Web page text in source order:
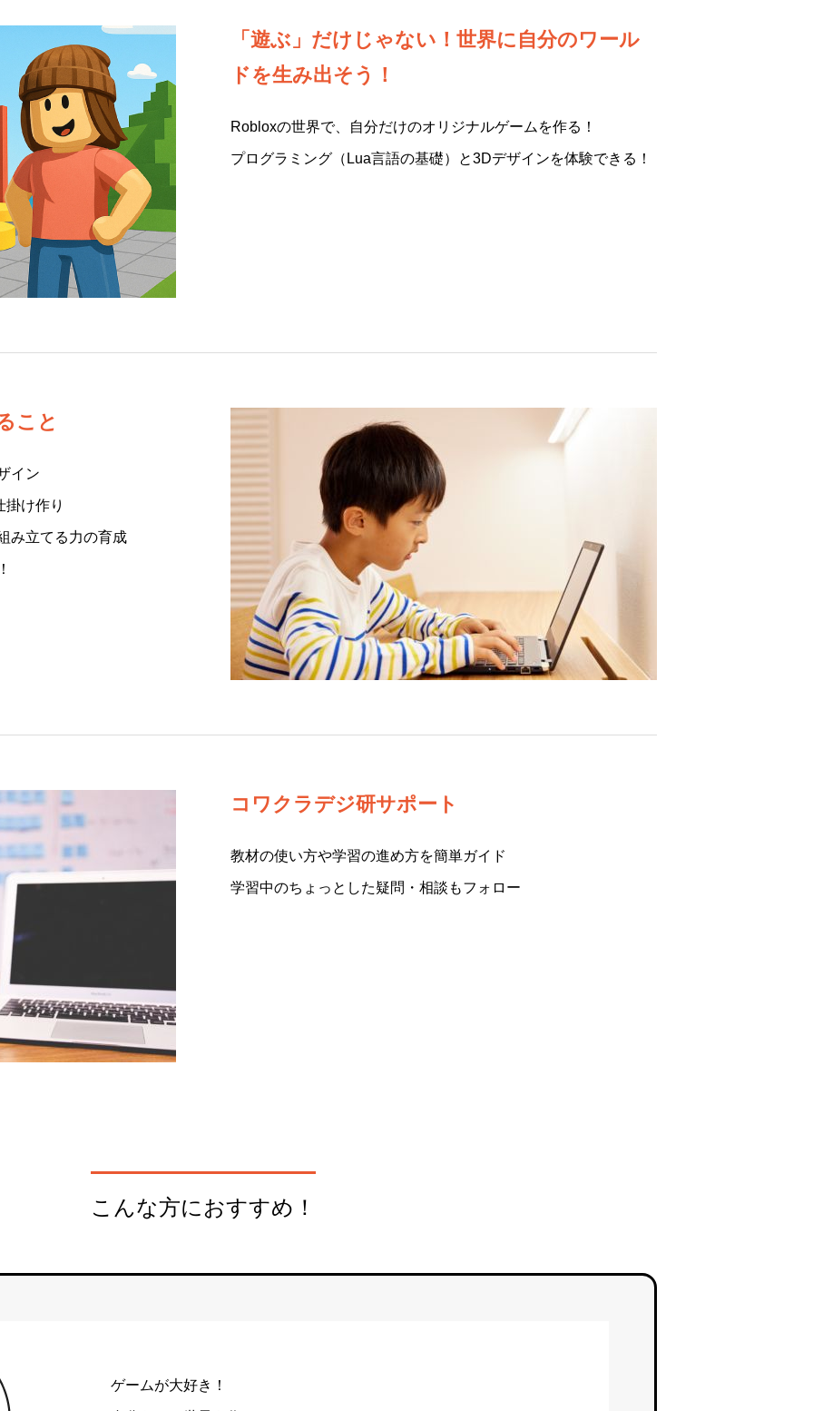
「遊ぶ」だけじゃない！世界に自分のワール
ドを生み出そう！
Robloxの世界で、自分だけのオリジナルゲームを作る！
プログラミング（Lua言語の基礎）と3Dデザインを体験できる！
こと
イン
け作り
み立てる力の育成
コワクラデジ研サポート
教材の使い方や学習の進め方を簡単ガイド
学習中のちょっとした疑問・相談もフォロー
こんな方におすすめ！
ゲームが大好き！